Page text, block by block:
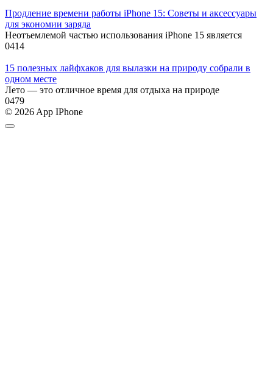
Продление времени работы iPhone 15: Советы и аксессуары
для экономии заряда
Неотъемлемой частью использования iPhone 15 является
0414
15 полезных лайфхаков для вылазки на природу собрали в
одном месте
Лето — это отличное время для отдыха на природе
0479
© 2026 App IPhone